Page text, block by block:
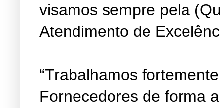
visamos sempre pela
Atendimento de
“Trabalhamos
Fornecedores de forma